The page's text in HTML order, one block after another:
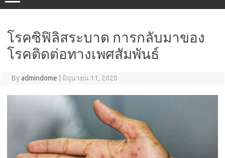
โรคซิฟิลิสระบาด การกลับมาของ
โรคติดต่อทางเพศสัมพันธ์
Byadmindome มิถุนายน 11, 2020